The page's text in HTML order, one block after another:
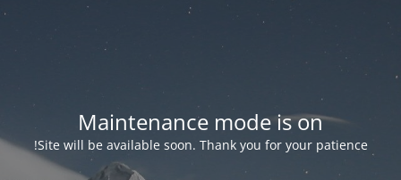
Maintenance mode is on
Site will be available soon. Thank you for your patience!